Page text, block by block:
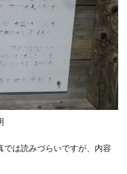
は読みづらいですが、内容